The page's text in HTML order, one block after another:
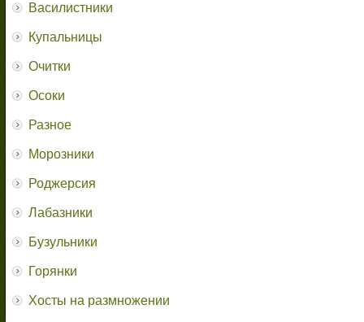
Василистники
Купальницы
Очитки
Осоки
Разное
Морозники
Роджерсия
Лабазники
Бузульники
Горянки
Хосты на размножении